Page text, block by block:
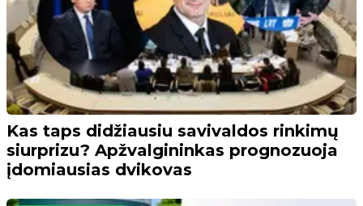
Kas taps didžiausiu savivaldos rinkimų
siurprizu? Apžvalgininkas prognozuoja
įdomiausias dvikovas